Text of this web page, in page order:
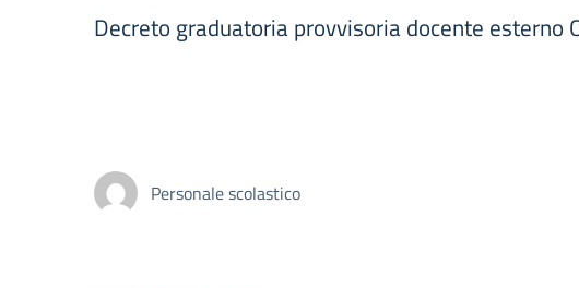
Decreto graduatoria provvisoria docente esterno
Personale scolastico